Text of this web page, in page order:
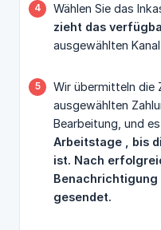
Wählen Sie das
zieht das
ausgewählten
Wir übermitteln die
ausgewählten
Bearbeitung, und
Arbeitstage , bis
ist. Nach
Benachrichtigung
gesendet.